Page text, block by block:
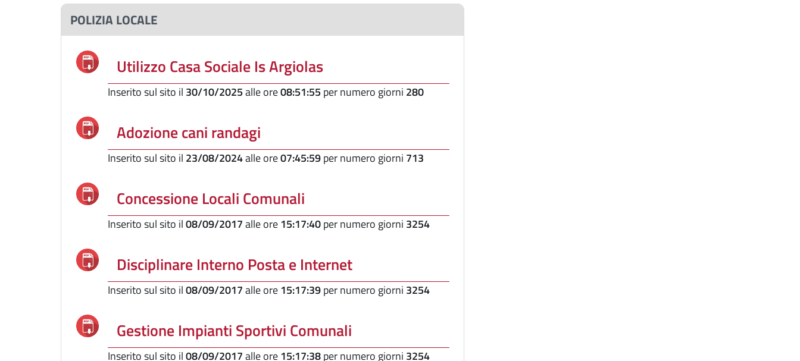
POLIZIA LOCALE
Utilizzo Casa Sociale Is Argiolas
Inserito sul sito il 30/10/2025alle ore08:51:55 per numero giorni 280
Adozione cani randagi
Inserito sul sito il 23/08/2024alle ore07:45:59per numero giorni 713
Concessione Locali Comunali
Inserito sul sito il08/09/2017alle ore15:17:40per numero giorni 3254
Disciplinare Interno Posta e Internet
Inserito sul sito il08/09/2017alle ore15:17:39per numero giorni 3254
Gestione Impianti Sportivi Comunali
Inserito sul sito il08/09/2017alle ore15:17:38per numero giorni 3254